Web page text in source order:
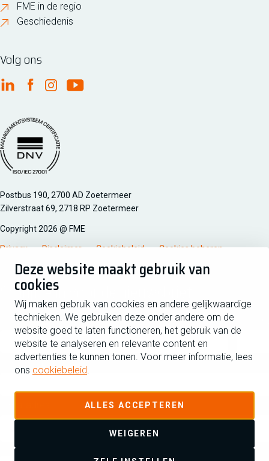
Deze website maakt gebruik van
cookies
Wij maken gebruik van cookies en andere gelijkwaardige
technieken. We gebruiken deze onder andere om de
website goed te laten functioneren, het gebruik van de
website te analyseren en relevante content en
advertenties te kunnen tonen. Voor meer informatie, lees
ons cookiebeleid.
ALLES ACCEPTEREN
WEIGEREN
FME in de regio
Geschiedenis
Volg ons
FME Linkedin
FME Facebook
FME Instagram
FME Youtube
Managementsyteem certificatie DNV iso/iec 27001
Postbus 190, 2700 AD Zoetermeer
Zilverstraat 69, 2718 RP Zoetermeer
Copyright 2026 @ FME
Privacy Disclaimer Cookiebeleid Cookies beheren
Schrijf je in voor de nieuwsbrief
Voornaam
Achternaam